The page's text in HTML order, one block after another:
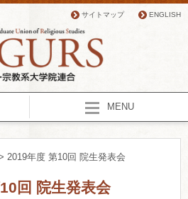
サイトマップ ENGLISH
MENU
2019年度 第10回 院生発表会
回 院生発表会